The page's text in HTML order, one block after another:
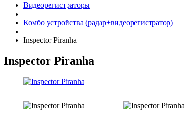
Видеорегистраторы
Комбо устройства (радар+видеорегистратор)
Inspector Piranha
Inspector Piranha